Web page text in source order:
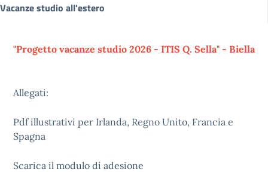
Vacanze studio all'estero
"Progetto vacanze studio 2026 - ITIS Q. Sella" - Biella
Allegati:
Pdf illustrativi per Irlanda, Regno Unito, Francia e
Spagna
Scarica il modulo di adesione